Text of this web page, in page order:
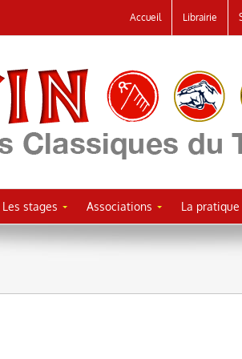
Accueil Librairie
Les stages Associations La pratique